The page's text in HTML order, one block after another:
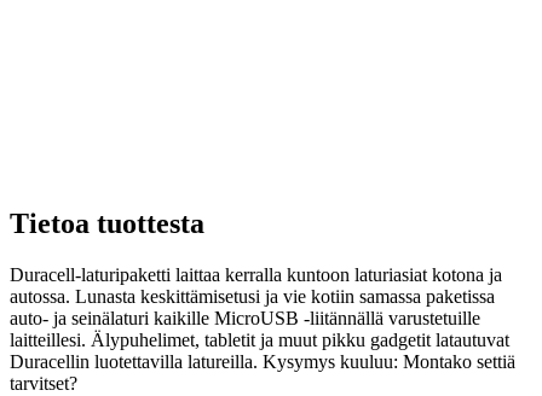
Tietoa tuottesta
Duracell-laturipaketti laittaa kerralla kuntoon laturiasiat kotona ja
autossa. Lunasta keskittämisetusi ja vie kotiin samassa paketissa
auto- ja seinälaturi kaikille MicroUSB -liitännällä varustetuille
laitteillesi. Älypuhelimet, tabletit ja muut pikku gadgetit latautuvat
Duracellin luotettavilla latureilla. Kysymys kuuluu: Montako settiä
tarvitset?